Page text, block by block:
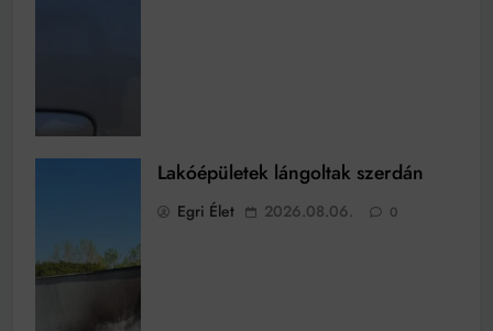
Lakóépületek lángoltak szerdán
Egri Élet 2026.08.06. 0